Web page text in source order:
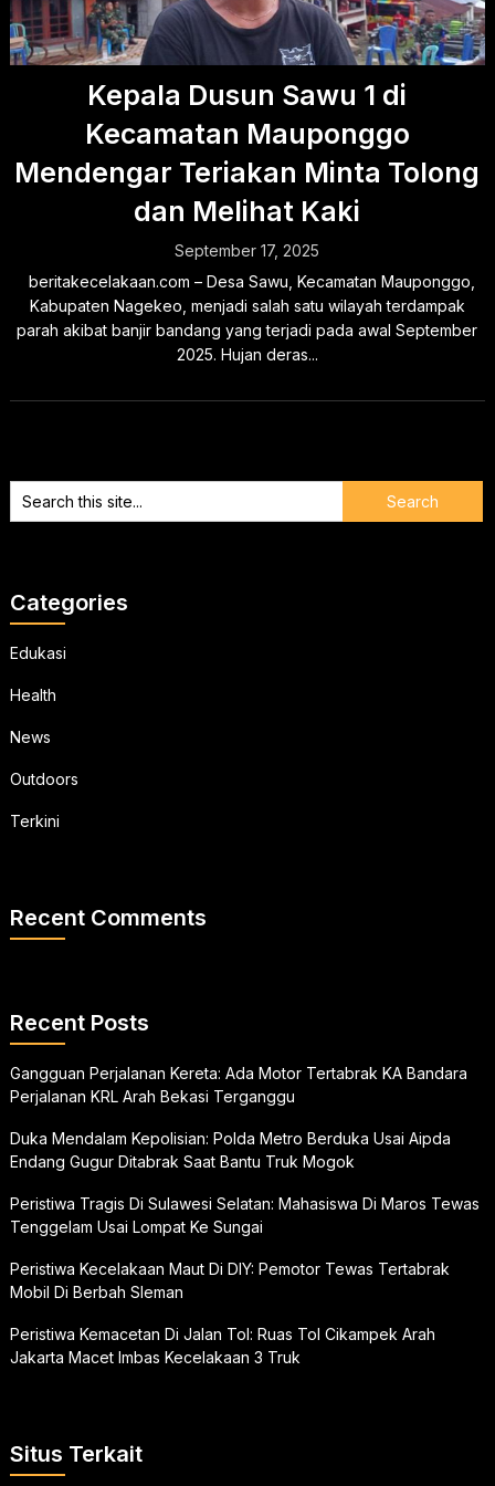
Kepala Dusun Sawu 1 di
Kecamatan Mauponggo
Mendengar Teriakan Minta Tolong
dan Melihat Kaki
September 17, 2025
beritakecelakaan.com – Desa Sawu, Kecamatan Mauponggo,
Kabupaten Nagekeo, menjadi salah satu wilayah terdampak
parah akibat banjir bandang yang terjadi pada awal September
2025. Hujan deras...
Categories
Edukasi
Health
News
Outdoors
Terkini
Recent Comments
Recent Posts
Gangguan Perjalanan Kereta: Ada Motor Tertabrak KA Bandara
Perjalanan KRL Arah Bekasi Terganggu
Duka Mendalam Kepolisian: Polda Metro Berduka Usai Aipda
Endang Gugur Ditabrak Saat Bantu Truk Mogok
Peristiwa Tragis Di Sulawesi Selatan: Mahasiswa Di Maros Tewas
Tenggelam Usai Lompat Ke Sungai
Peristiwa Kecelakaan Maut Di DIY: Pemotor Tewas Tertabrak
Mobil Di Berbah Sleman
Peristiwa Kemacetan Di Jalan Tol: Ruas Tol Cikampek Arah
Jakarta Macet Imbas Kecelakaan 3 Truk
Situs Terkait